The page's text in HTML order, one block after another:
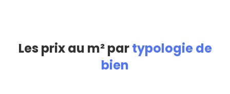
Les prix au m² partypologie de
bien